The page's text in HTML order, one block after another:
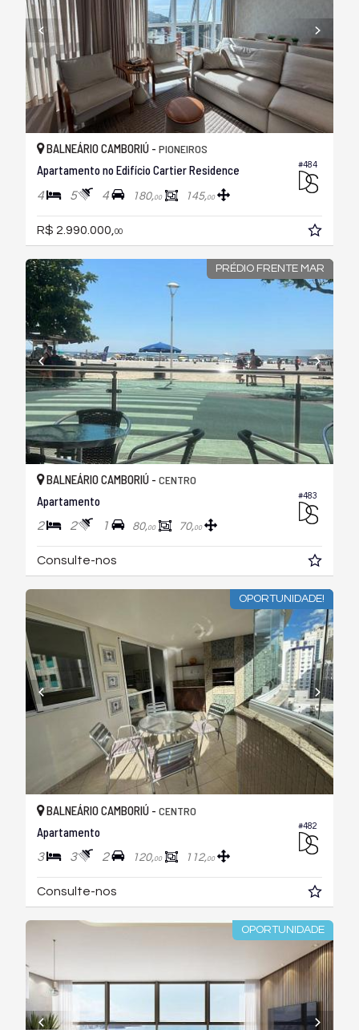
#484
BALNEÁRIO CAMBORIÚ - PIONEIROS
Apartamento no Edifício Cartier Residence
4 5 4 180,00 145,00
R$ 2.990.000, 00
PRÉDIO FRENTE MAR
#483
BALNEÁRIO CAMBORIÚ - CENTRO
Apartamento
2 2 1 80,00 70,00
Consulte-nos
OPORTUNIDADE!
#482
BALNEÁRIO CAMBORIÚ - CENTRO
Apartamento
3 3 2 120,00 112,00
Consulte-nos
OPORTUNIDADE